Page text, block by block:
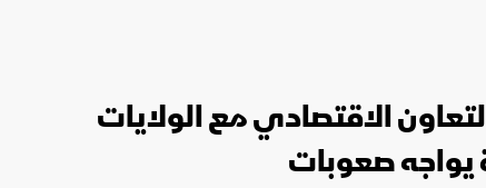
الاقتصادي مع الولايات
يواجه صعوبات